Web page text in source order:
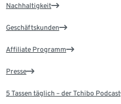
Nachhaltigkeit
Geschäftskunden
Affiliate Programm
Presse
5 Tassen täglich – der Tchibo Podcast